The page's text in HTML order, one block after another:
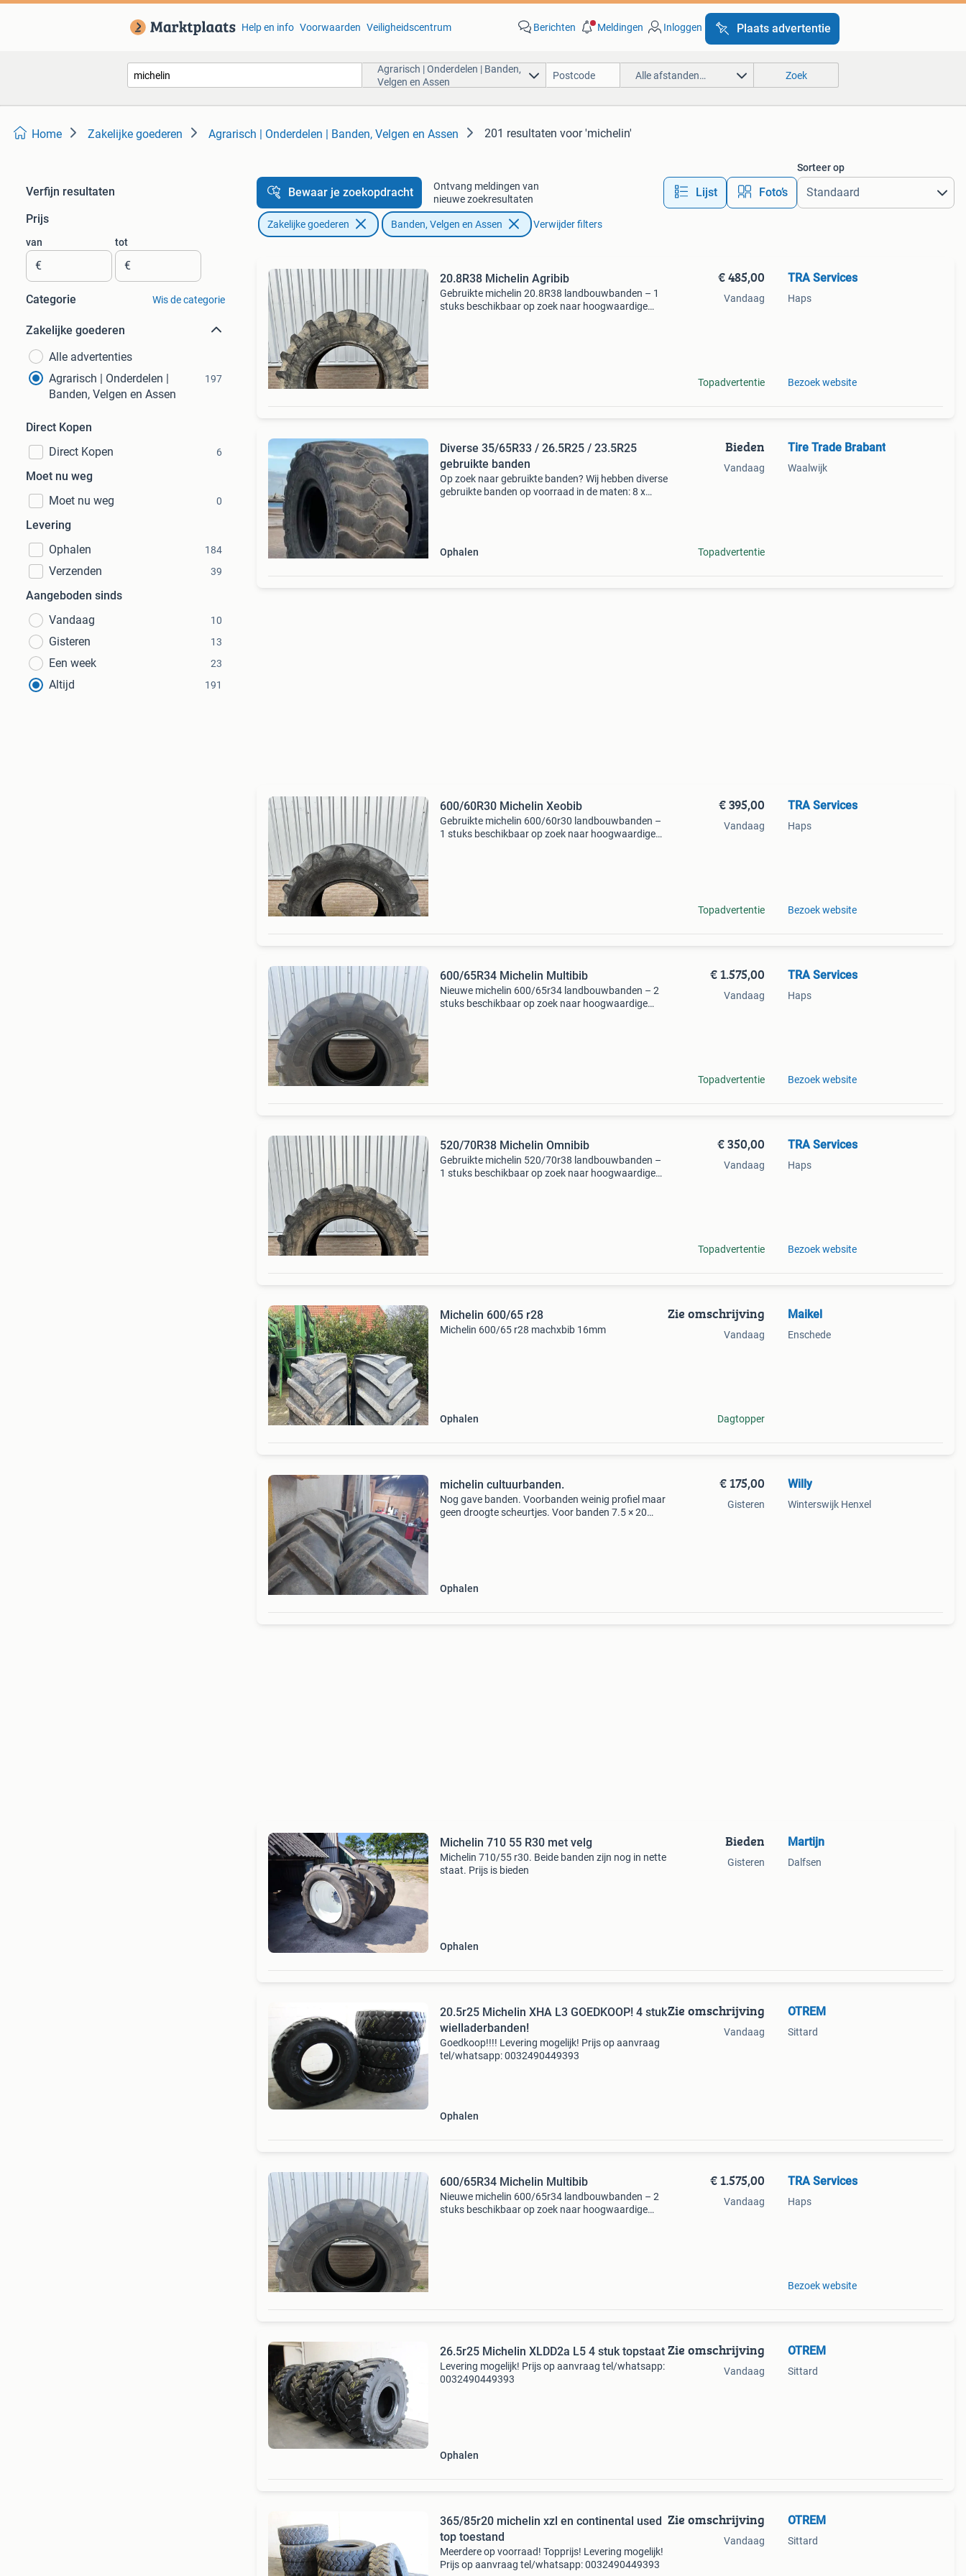
Help en info Voorwaarden Veiligheidscentrum Berichten Meldingen Inloggen Plaats advertentie
Agrarisch | Onderdelen | Banden,
Velgen en Assen
Alle afstanden… Zoek
Home Zakelijke goederen Agrarisch | Onderdelen | Banden, Velgen en Assen 201 resultaten voor 'michelin'
Verfijn resultaten
Prijs
van
€
tot
€
Categorie Wis de categorie
Zakelijke goederen
Alle advertenties
Agrarisch | Onderdelen |
Banden, Velgen en Assen
197
Direct Kopen
Direct Kopen
6
Moet nu weg
Moet nu weg
0
Levering
Ophalen
184
Verzenden 39
Aangeboden sinds
Vandaag
10
Gisteren 13
Een week 23
Altijd 191
Bewaar je zoekopdracht
Ontvang meldingen van
nieuwe zoekresultaten
Lijst Foto’s
Sorteer op
Zakelijke goederen Banden, Velgen en Assen Verwijder filters
20.8R38 Michelin Agribib
Gebruikte michelin 20.8R38 landbouwbanden – 1
stuks beschikbaar op zoek naar hoogwaardige
€ 485,00
Vandaag
Topadvertentie
TRA Services
Haps
Bezoek website
Diverse 35/65R33 / 26.5R25 / 23.5R25
gebruikte banden
Op zoek naar gebruikte banden? Wij hebben diverse
gebruikte banden op voorraad in de maten: 8 x
Ophalen
Bieden
Vandaag
Topadvertentie
Tire Trade Brabant
Waalwijk
600/60R30 Michelin Xeobib
Gebruikte michelin 600/60r30 landbouwbanden –
1 stuks beschikbaar op zoek naar hoogwaardige
€ 395,00
Vandaag
Topadvertentie
TRA Services
Haps
Bezoek website
600/65R34 Michelin Multibib
Nieuwe michelin 600/65r34 landbouwbanden – 2
stuks beschikbaar op zoek naar hoogwaardige
€ 1.575,00
Vandaag
Topadvertentie
TRA Services
Haps
Bezoek website
520/70R38 Michelin Omnibib
Gebruikte michelin 520/70r38 landbouwbanden –
1 stuks beschikbaar op zoek naar hoogwaardige
€ 350,00
Vandaag
Topadvertentie
TRA Services
Haps
Bezoek website
Michelin 600/65 r28
Michelin 600/65 r28 machxbib 16mm
Ophalen
Zie omschrijving
Vandaag
Dagtopper
Maikel
Enschede
michelin cultuurbanden.
Nog gave banden. Voorbanden weinig profiel maar
geen droogte scheurtjes. Voor banden 7.5 × 20
Ophalen
€ 175,00
Gisteren
Willy
Winterswijk Henxel
Michelin 710 55 R30 met velg
Michelin 710/55 r30. Beide banden zijn nog in nette
staat. Prijs is bieden
Ophalen
Bieden
Gisteren
Martijn
Dalfsen
20.5r25 Michelin XHA L3 GOEDKOOP! 4 stuk
wielladerbanden!
Goedkoop!!!! Levering mogelijk! Prijs op aanvraag
tel/whatsapp: 0032490449393
Ophalen
Zie omschrijving
Vandaag
OTREM
Sittard
600/65R34 Michelin Multibib
Nieuwe michelin 600/65r34 landbouwbanden – 2
stuks beschikbaar op zoek naar hoogwaardige
€ 1.575,00
Vandaag
TRA Services
Haps
Bezoek website
26.5r25 Michelin XLDD2a L5 4 stuk topstaat
Levering mogelijk! Prijs op aanvraag tel/whatsapp:
0032490449393
Ophalen
Zie omschrijving
Vandaag
OTREM
Sittard
365/85r20 michelin xzl en continental used
top toestand
Meerdere op voorraad! Topprijs! Levering mogelijk!
Prijs op aanvraag tel/whatsapp: 0032490449393
Zie omschrijving
Vandaag
OTREM
Sittard